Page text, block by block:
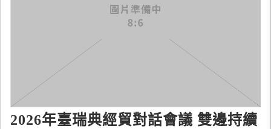
2026年臺瑞典經貿對話會議 雙邊持續